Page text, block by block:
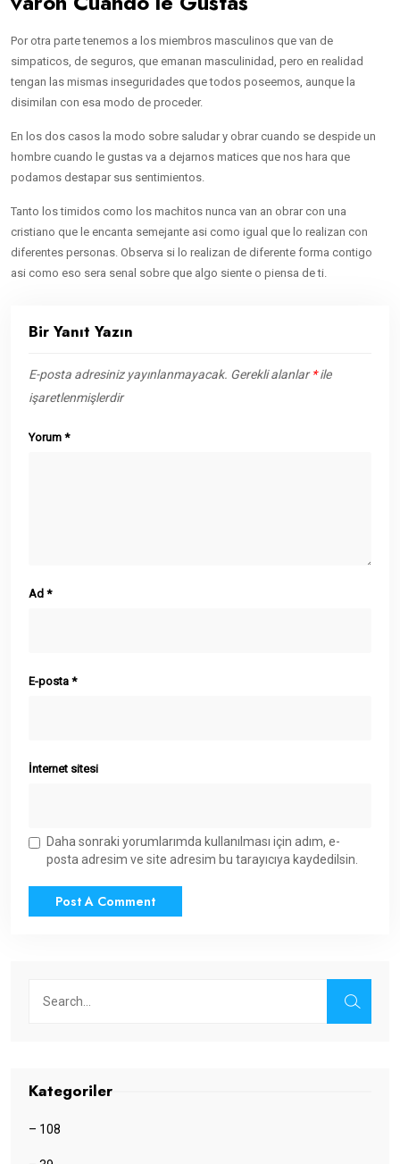
Por otra parte tenemos a los miembros masculinos que van de
simpaticos, de seguros, que emanan masculinidad, pero en realidad
tengan las mismas inseguridades que todos poseemos, aunque la
disimilan con esa modo de proceder.
En los dos casos la modo sobre saludar y obrar cuando se despide un
hombre cuando le gustas va a dejarnos matices que nos hara que
podamos destapar sus sentimientos.
Tanto los timidos como los machitos nunca van an obrar con una
cristiano que le encanta semejante asi­ como igual que lo realizan con
diferentes personas. Observa si lo realizan de diferente forma contigo
asi­ como eso sera senal sobre que algo siente o piensa de ti.
Bir Yanıt Yazın
E-posta adresiniz yayınlanmayacak. Gerekli alanlar*ile
işaretlenmişlerdir
Yorum *
Ad *
E-posta *
İnternet sitesi
Daha sonraki yorumlarımda kullanılması için adım, e-
posta adresim ve site adresim bu tarayıcıya kaydedilsin.
Kategoriler
– 108